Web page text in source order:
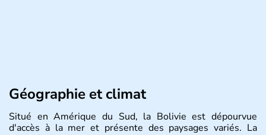
Géographie et climat
Situé en Amérique du Sud, la Bolivie est dépourvue
d'accès à la mer et présente des paysages variés. La